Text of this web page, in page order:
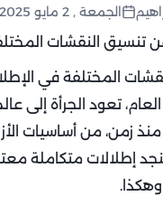
الجمعة , 2 مايو 2025 ,12:01 م
المختلفة في
تعود الجرأة إلى
زمن، من أساسيات
إطلالات متكاملة